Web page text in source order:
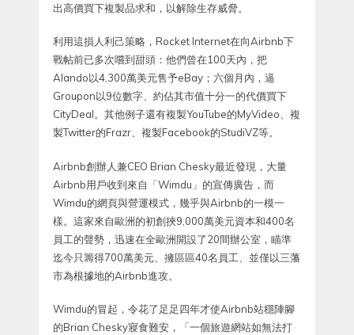
出高價買下複製品求和，以解除生存威脅。
利用這損人利己策略，Rocket Internet在向Airbnb下
戰帖前已多次嚐到甜頭：他們曾在100天內，把
Alando以4,300萬美元售予eBay；六個月內，逼
Groupon以9位數字、約佔其市值十分一的代價買下
CityDeal。其他例子還有複製YouTube的MyVideo、複
製Twitter的Frazr、複製Facebook的StudiVZ等。
Airbnb創辦人兼CEO Brian Chesky最近發現，大量
Airbnb用戶收到來自「Wimdu」的宣傳廣告，而
Wimdu的網頁與營運模式，幾乎與Airbnb的一模一
樣。這家來自歐洲的初創挾9,000萬美元資本和400名
員工的聲勢，迅速在全歐洲開設了20間辦公室，瞄準
迄今只籌得700萬美元、擁區區40名員工、並僅以三藩
市為根據地的Airbnb進攻。
Wimdu的冒起，令花了足足四年才使Airbnb站穩陣腳
的Brian Chesky寢食難安，「一個旅遊網站如無法打